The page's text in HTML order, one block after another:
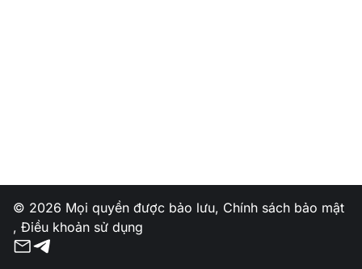
© 2026 Mọi quyền được bảo lưu, Chính sách bảo mật
, Điều khoản sử dụng